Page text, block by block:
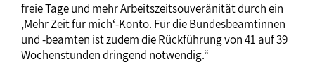
freie Tage und mehr Arbeitszeitsouveränität durch ein
‚Mehr Zeit für mich‘-Konto. Für die Bundesbeamtinnen
und -beamten ist zudem die Rückführung von 41 auf 39
Wochenstunden dringend notwendig.“